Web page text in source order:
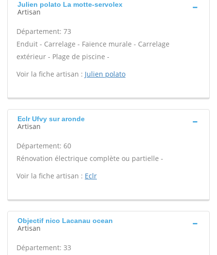
Julien polato La motte-servolex
Artisan
Département: 73
Enduit - Carrelage - Faïence murale - Carrelage
extérieur - Plage de piscine -
Voir la fiche artisan : Julien polato
Eclr Ufvy sur aronde
Artisan
Département: 60
Rénovation électrique complète ou partielle -
Voir la fiche artisan : Eclr
Objectif nico Lacanau ocean
Artisan
Département: 33